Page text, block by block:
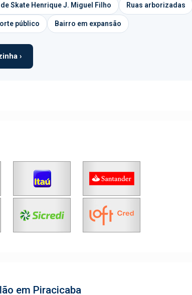
Skate Henrique J. Miguel Filho Ruas arborizadas
público Bairro em expansão
›
em Piracicaba